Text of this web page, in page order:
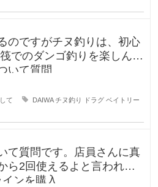
のですがチヌ釣りは、初心
でのダンゴ釣りを楽しんで
いて質問
て DAIWA チヌ釣り ドラグ ベイトリー
て質問です。店員さんに真
ら2回使えるよと言われ、
ンを購入